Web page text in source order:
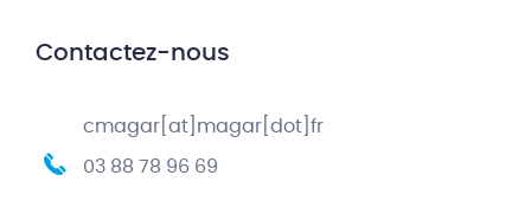
Contactez-nous
cmagar[at]magar[dot]fr
03 88 78 96 69